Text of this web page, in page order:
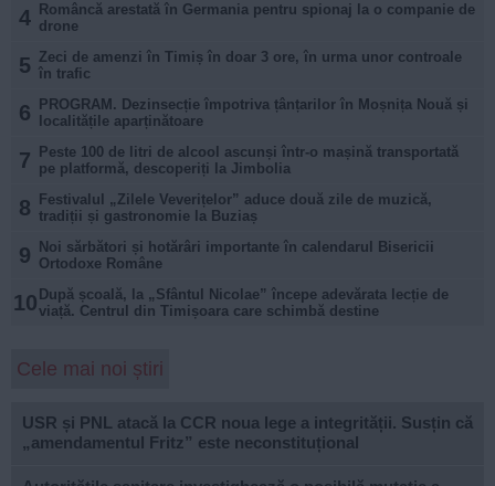
4
Româncă arestată în Germania pentru spionaj la o companie de
drone
5 Zeci de amenzi în Timiș în doar 3 ore, în urma unor controale
în trafic
6
PROGRAM. Dezinsecție împotriva țânțarilor în Moșnița Nouă și
localitățile aparținătoare
7
Peste 100 de litri de alcool ascunși într-o mașină transportată
pe platformă, descoperiți la Jimbolia
8
Festivalul „Zilele Veverițelor” aduce două zile de muzică,
tradiții și gastronomie la Buziaș
9
Noi sărbători și hotărâri importante în calendarul Bisericii
Ortodoxe Române
10 După școală, la „Sfântul Nicolae” începe adevărata lecție de
viață. Centrul din Timișoara care schimbă destine
Cele mai noi știri
USR și PNL atacă la CCR noua lege a integrității. Susțin că
„amendamentul Fritz” este neconstituțional